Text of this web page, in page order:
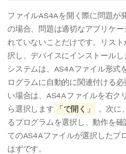
ファイルAS4Aを開く際に問題が
の場合、問題は適切なアプリケ
れていないことだけです。リス
択し、デバイスにインストール
システムは、AS4Aファイル形式
ログラムに自動的に関連付ける
い場合は、AS4Aファイルを右ク
ら選択します
「で開く」
。次に
るプログラムを選択し、動作を
てのAS4Aファイルが選択したプ
はずです。